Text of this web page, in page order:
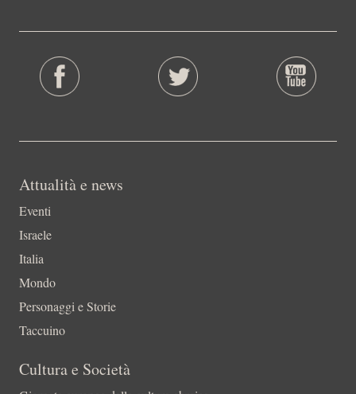
Attualità e news
Eventi
Israele
Italia
Mondo
Personaggi e Storie
Taccuino
Cultura e Società